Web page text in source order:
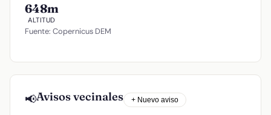
648m
ALTITUD
Fuente: Copernicus DEM
📢Avisos vecinales + Nuevo aviso